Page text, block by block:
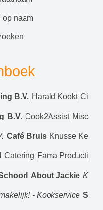
op naam
B.V. Harald Kookt Ci
B.V. Cook2Assist Misc
Café Bruis Knusse Ke
Catering Fama Producti
About Jackie K
- Kookservice S